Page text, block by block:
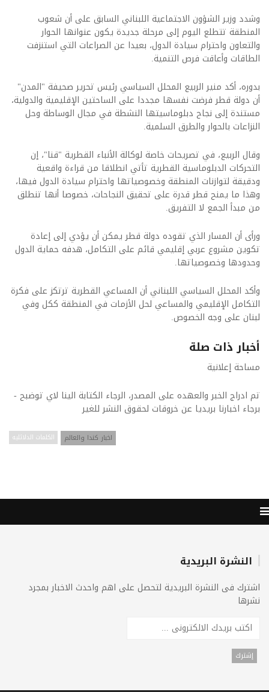
وشدد وزير الشؤون الاجتماعية اللبناني السابق على أن شعوب
المنطقة تتطلع اليوم إلى مرحلة جديدة يكون عنوانها الحوار
والتعاون واحترام سيادة الدول، بعيدا عن الصراعات التي استنزفت
الطاقات وأعاقت فرص التنمية.
بدوره، أكد منير الربيع المحلل السياسي رئيس تحرير صحيفة "المدن"
أن دولة قطر فرضت نفسها مجددا على الساحتين الإقليمية والدولية،
مستندة إلى نجاح دبلوماسيتها النشطة في مجال الوساطة وحل
النزاعات بالحوار والطرق السلمية.
وقال الربيع، في تصريحات خاصة لوكالة الأنباء القطرية "قنا"، إن
التحركات الدبلوماسية القطرية تأتي انطلاقا من قراءة واقعية
ودقيقة لتوازنات المنطقة وخصوصياتها واحترام سيادة الدول فيها،
وهذا ما يمنح قطر قدرة على تحقيق النجاحات، خصوصا أنها تنطلق
من مبدأ الجمع لا التفريق.
ورأى أن المسار الذي تقوده دولة قطر يمكن أن يؤدي إلى إعادة
تكوين مشروع عربي إقليمي قائم على التكامل، هدفه حماية الدول
وحدودها وخصوصياتها.
وأكد المحلل السياسي اللبناني أن المساعي القطرية ترتكز على فكرة
التكامل الإقليمي والمساعي لحل الأزمات في المنطقة ككل وفي
لبنان على وجه الخصوص.
أخبار ذات صلة
مساحة إعلانية
تم ادراج الخبر والعهده على المصدر، الرجاء الكتابة الينا لاي توضبح -
برجاء اخبارنا بريديا عن خروقات لحقوق النشر للغير
الكلمات الدلائليه اخبار كندا والعالم
النشرة البريدية
اشترك فى النشرة البريدية لتحصل على اهم واحدث الاخبار بمجرد
نشرها